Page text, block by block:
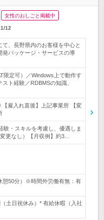
女性のおしごと掲載中
12
、長野県内のお客様を中心と
発パッケージ・サービスの導
限定可）／Windows上で動作す
ト経験／RDBMSの知識、
雇入れ直後】上記事業所 【変
・スキルを考慮し、優遇しま
更なし）【月収例】約3…
憩50分）※時間外労働有無：有
土日祝休み）* 有給休暇（入社